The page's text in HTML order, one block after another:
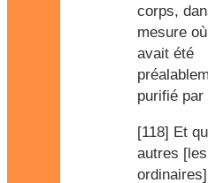
corps,
mesure
avait été
purifié
[118] Et
autres
ordinaires]